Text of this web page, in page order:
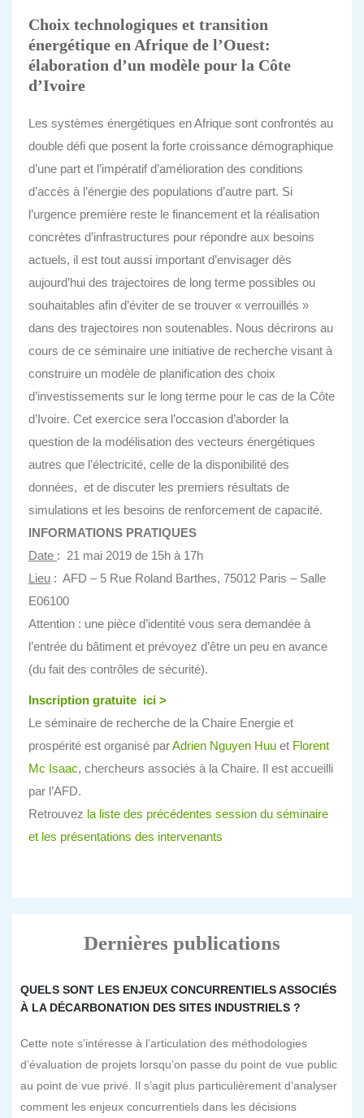
Choix technologiques et transition
énergétique en Afrique de l’Ouest:
élaboration d’un modèle pour la Côte
d’Ivoire
Les systèmes énergétiques en Afrique sont confrontés au
double défi que posent la forte croissance démographique
d’une part et l’impératif d’amélioration des conditions
d’accès à l’énergie des populations d’autre part. Si
l’urgence première reste le financement et la réalisation
concrètes d’infrastructures pour répondre aux besoins
actuels, il est tout aussi important d’envisager dès
aujourd’hui des trajectoires de long terme possibles ou
souhaitables afin d’éviter de se trouver « verrouillés »
dans des trajectoires non soutenables. Nous décrirons au
cours de ce séminaire une initiative de recherche visant à
construire un modèle de planification des choix
d’investissements sur le long terme pour le cas de la Côte
d’Ivoire. Cet exercice sera l’occasion d’aborder la
question de la modélisation des vecteurs énergétiques
autres que l’électricité, celle de la disponibilité des
données, et de discuter les premiers résultats de
simulations et les besoins de renforcement de capacité.
INFORMATIONS PRATIQUES
Date : 21 mai 2019 de 15h à 17h
Lieu : AFD – 5 Rue Roland Barthes, 75012 Paris – Salle
E06100
Attention : une pièce d’identité vous sera demandée à
l’entrée du bâtiment et prévoyez d’être un peu en avance
(du fait des contrôles de sécurité).
Inscription gratuite ici >
Le séminaire de recherche de la Chaire Energie et
prospérité est organisé parAdrien Nguyen Huu et Florent
Mc Isaac, chercheurs associés à la Chaire. Il est accueilli
par l’AFD.
Retrouvez la liste des précédentes session du séminaire
et les présentations des intervenants
Dernières publications
QUELS SONT LES ENJEUX CONCURRENTIELS ASSOCIÉS
À LA DÉCARBONATION DES SITES INDUSTRIELS ?
Cette note s’intéresse à l’articulation des méthodologies
d’évaluation de projets lorsqu’on passe du point de vue public
au point de vue privé. Il s’agit plus particulièrement d’analyser
comment les enjeux concurrentiels dans les décisions